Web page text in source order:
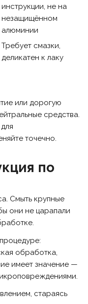
инструкции, не на
незащищённом
алюминии
Требует смазки,
деликатен к лаку
или дорогую
средства.
точечно.
по
Смыть крупные
они не царапали
обработка,
имеет значение —
стараясь